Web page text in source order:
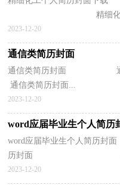
精细化工个人简
2023-12-20
通信类简历封面
通信类简历封
通信类简历封面...
2023-12-20
word应届毕业生个人简历
word应届毕业生个人简
历封面 word应
推荐...
2023-12-20